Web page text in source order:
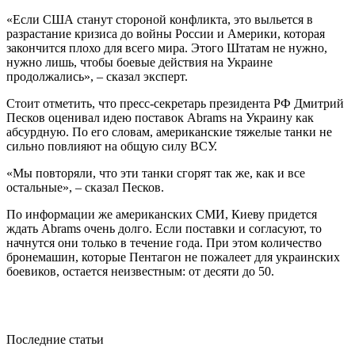
«Если США станут стороной конфликта, это выльется в
разрастание кризиса до войны России и Америки, которая
закончится плохо для всего мира. Этого Штатам не нужно,
нужно лишь, чтобы боевые действия на Украине
продолжались», – сказал эксперт.
Стоит отметить, что пресс-секретарь президента РФ Дмитрий
Песков оценивал идею поставок Abrams на Украину как
абсурдную. По его словам, американские тяжелые танки не
сильно повлияют на общую силу ВСУ.
«Мы повторяли, что эти танки сгорят так же, как и все
остальные», – сказал Песков.
По информации же американских СМИ, Киеву придется
ждать Abrams очень долго. Если поставки и согласуют, то
начнутся они только в течение года. При этом количество
бронемашин, которые Пентагон не пожалеет для украинских
боевиков, остается неизвестным: от десяти до 50.
Последние статьи